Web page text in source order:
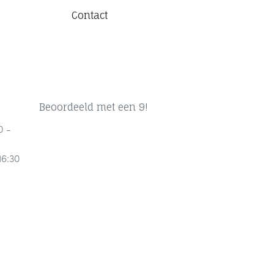
-
Beoordeeld met een 9!
Contact